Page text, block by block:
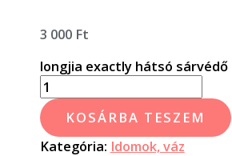
3 000 Ft
longjia exactly hátsó sárvédő
KOSÁRBA TESZEM
Kategória: Idomok, váz